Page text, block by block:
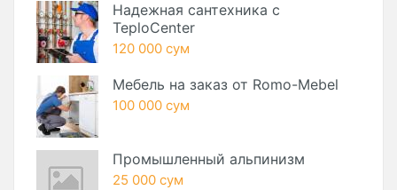
Надежная сантехника с
TeploCenter
120 000 сум
Мебель на заказ от Romo-Mebel
100 000 сум
Промышленный альпинизм
25 000 сум